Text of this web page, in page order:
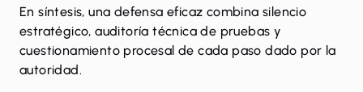
En síntesis, una defensa eficaz combina silencio
estratégico, auditoría técnica de pruebas y
cuestionamiento procesal de cada paso dado por la
autoridad.